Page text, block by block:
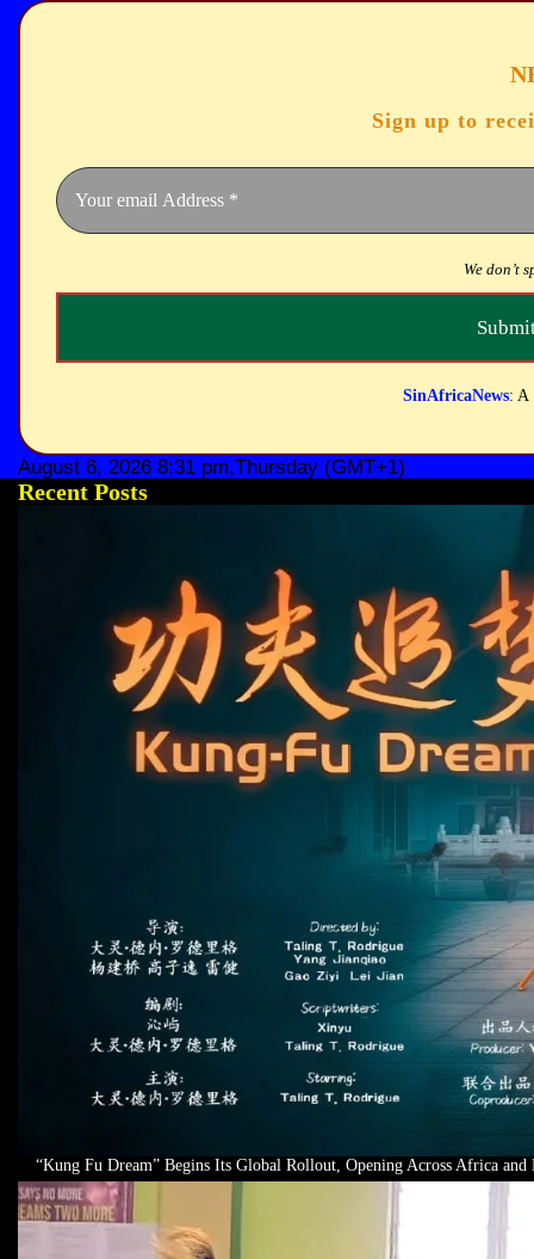
Sign up to
We don’t
SinAfricaNews: A
August 6, 2026 8:31 pm,Thursday (GMT+1)
Recent Posts
“Kung Fu Dream” Begins Its Global Rollout, Opening Across Africa